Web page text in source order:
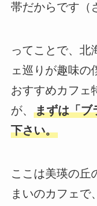
帯だからです（
ってことで、北
ェ巡りが趣味の
おすすめカフェ
が、 まずは「ブ
下さい。
ここは美瑛の丘
まいのカフェで